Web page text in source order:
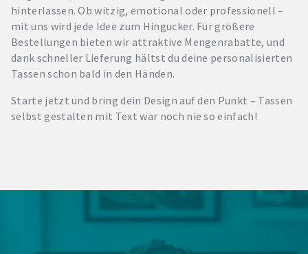
hinterlassen. Ob witzig, emotional oder professionell –
mit uns wird jede Idee zum Hingucker. Für größere
Bestellungen bieten wir attraktive Mengenrabatte, und
dank schneller Lieferung hältst du deine personalisierten
Tassen schon bald in den Händen.
Starte jetzt und bring dein Design auf den Punkt – Tassen
selbst gestalten mit Text war noch nie so einfach!